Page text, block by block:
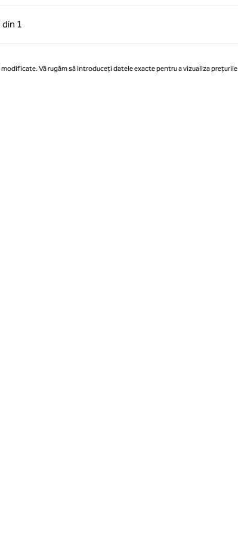
1 din 1
1 din 1
din 1
Vă rugăm să introduceți datele exacte pentru a vizualiza prețurile